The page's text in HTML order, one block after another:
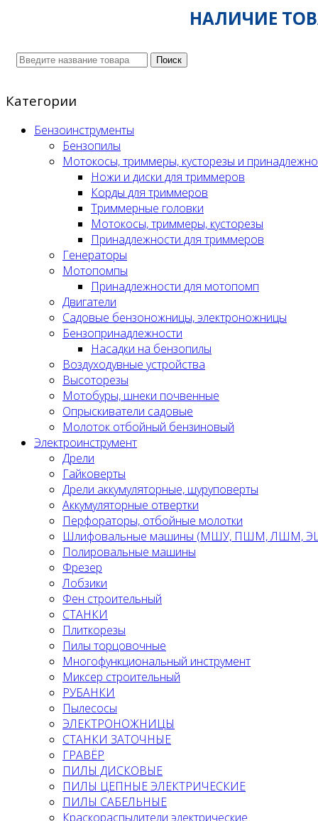
НАЛИЧИЕ
Поиск
Категории
Бензоинструменты
Бензопилы
Мотокосы, триммеры, кусторезы и
Ножи и диски для триммеров
Корды для триммеров
Триммерные головки
Мотокосы, триммеры, кусторезы
Принадлежности для триммеров
Генераторы
Мотопомпы
Принадлежности для мотопомп
Двигатели
Садовые бензоножницы, электроножницы
Бензопринадлежности
Насадки на бензопилы
Воздуходувные устройства
Высоторезы
Мотобуры, шнеки почвенные
Опрыскиватели садовые
Молоток отбойный бензиновый
Электроинструмент
Дрели
Гайковерты
Дрели аккумуляторные, шуруповерты
Аккумуляторные отвертки
Перфораторы, отбойные молотки
Шлифовальные машины (МШУ, ПШМ, ЛШМ,
Полировальные машины
Фрезер
Лобзики
Фен строительный
СТАНКИ
Плиткорезы
Пилы торцовочные
Многофункциональный инструмент
Миксер строительный
РУБАНКИ
Пылесосы
ЭЛЕКТРОНОЖНИЦЫ
СТАНКИ ЗАТОЧНЫЕ
ГРАВЁР
ПИЛЫ ДИСКОВЫЕ
ПИЛЫ ЦЕПНЫЕ ЭЛЕКТРИЧЕСКИЕ
ПИЛЫ САБЕЛЬНЫЕ
Краскораспылители электрические